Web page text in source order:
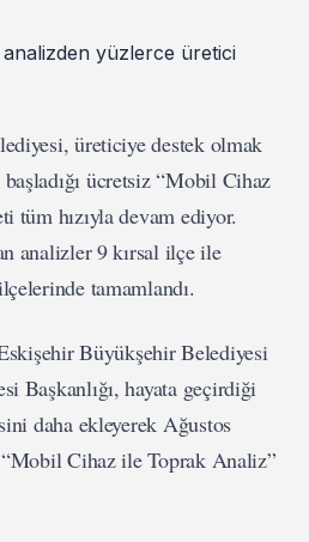
üreticiye destek olmak
ücretsiz “Mobil Cihaz
tüm hızıyla devam ediyor.
analizler 9 kırsal ilçe ile
tamamlandı.
Büyükşehir Belediyesi
Başkanlığı, hayata geçirdiği
daha ekleyerek Ağustos
Cihaz ile Toprak Analiz”